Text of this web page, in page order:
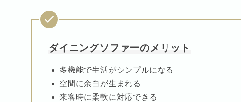
ダイニングソファーのメリット
多機能で生活がシンプルになる
空間に余白が生まれる
来客時に柔軟に対応できる